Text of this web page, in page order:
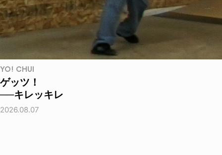
YO! CHUI
ゲッツ！
──キレッキレ
2026.08.07